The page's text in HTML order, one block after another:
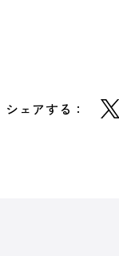
シェアする：